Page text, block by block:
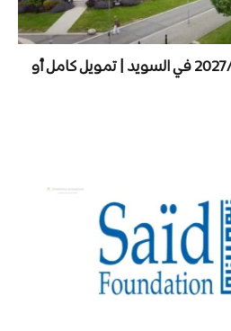
منح جامعة غوتنبرغ 2027/2026 في السويد | تمويل كامل أو